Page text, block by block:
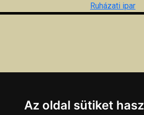
Ruházati ipar
Az oldal sütiket